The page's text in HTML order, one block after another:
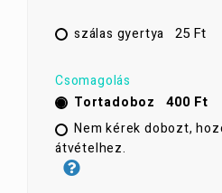
szálas gyertya 25 Ft
Csomagolás
Tortadoboz
400 Ft
Nem kérek dobozt,
átvételhez.